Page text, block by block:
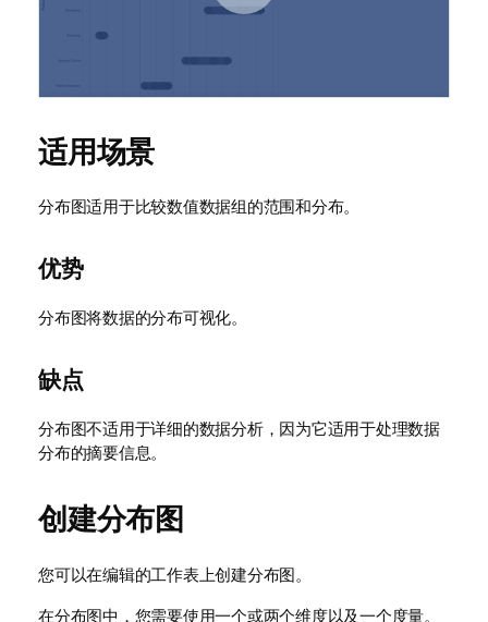
适用场景
分布图适用于比较数值数据组的范围和分布。
优势
分布图将数据的分布可视化。
缺点
分布图不适用于详细的数据分析，因为它适用于处理数据
分布的摘要信息。
创建分布图
您可以在编辑的工作表上创建分布图。
在分布图中，您需要使用一个或两个维度以及一个度量。